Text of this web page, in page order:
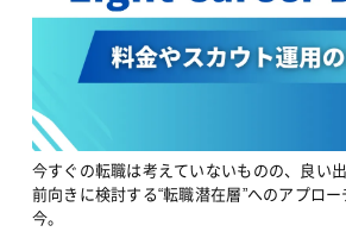
今すぐの転職は考えていないものの、良い
前向きに検討する“転職潜在層”へのアプロ
今。